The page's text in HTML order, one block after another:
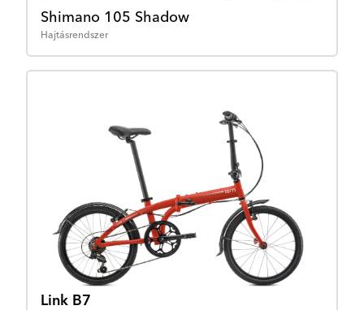
Shimano 105 Shadow
Hajtásrendszer
Link B7